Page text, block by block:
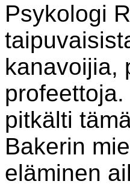
Psykologi
kanavoijia,
pitkälti
Bakerin
eläminen